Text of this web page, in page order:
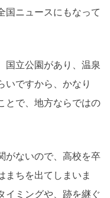
国ニュースにもなって
国立公園があり、温泉
いですから、かなり
とで、地方ならではの
がないので、高校を卒
まちを出てしまいま
イミングや、跡を継ぐ